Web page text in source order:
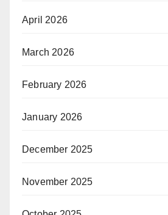
April 2026
March 2026
February 2026
January 2026
December 2025
November 2025